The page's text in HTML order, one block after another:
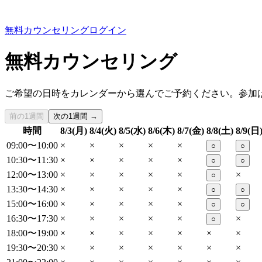
無料カウンセリングログイン
無料カウンセリング
ご希望の日時をカレンダーから選んでご予約ください。参加
前の1週間 次の1週間 →
時間 8/3(月) 8/4(火) 8/5(水) 8/6(木) 8/7(金) 8/8(土) 8/9(日)
09:00〜10:00 × × × × × ○ ○
10:30〜11:30 × × × × × ○ ○
12:00〜13:00 × × × × × ○
×
13:30〜14:30 × × × × × ○ ○
15:00〜16:00 × × × × × ○ ○
16:30〜17:30 × × × × × ○
×
18:00〜19:00 × × × × × ×
×
19:30〜20:30 × × × × × ×
×